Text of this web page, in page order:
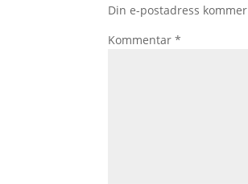
Din e-postadress
Kommentar*